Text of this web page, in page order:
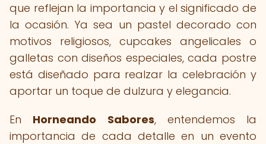
que reflejan la importancia y el significado de
la ocasión. Ya sea un pastel decorado con
motivos religiosos, cupcakes angelicales o
galletas con diseños especiales, cada postre
está diseñado para realzar la celebración y
aportar un toque de dulzura y elegancia.
En Horneando Sabores, entendemos la
importancia de cada detalle en un evento